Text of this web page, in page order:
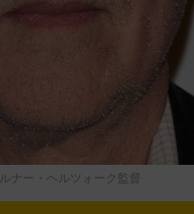
ナー・ヘルツォーク監督